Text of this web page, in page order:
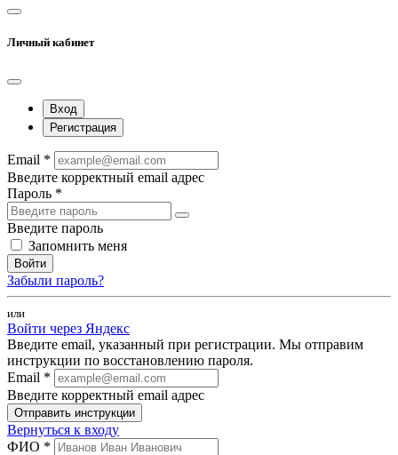
Личный кабинет
Вход
Регистрация
Email *
Введите корректный email адрес
Пароль *
Введите пароль
Запомнить меня
Войти
Забыли пароль?
или
Войти через Яндекс
Введите email, указанный при регистрации. Мы отправим
инструкции по восстановлению пароля.
Email *
Введите корректный email адрес
Отправить инструкции
Вернуться к входу
ФИО *